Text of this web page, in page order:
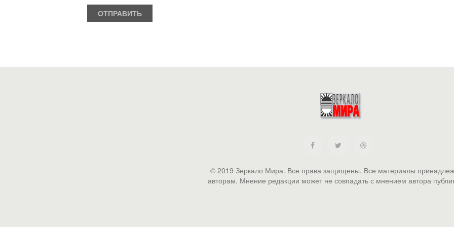
© 2019 Зеркало Мира. Все права защищены. Все материалы
авторам. Мнение редакции может не совпадать с мнением автора